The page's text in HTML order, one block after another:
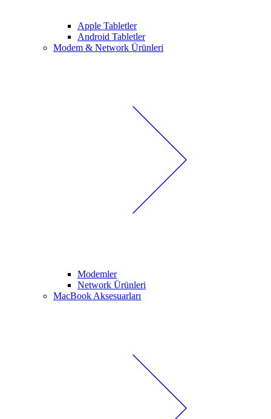
Apple Tabletler
Android Tabletler
Modem & Network Ürünleri
Modemler
Network Ürünleri
MacBook Aksesuarları